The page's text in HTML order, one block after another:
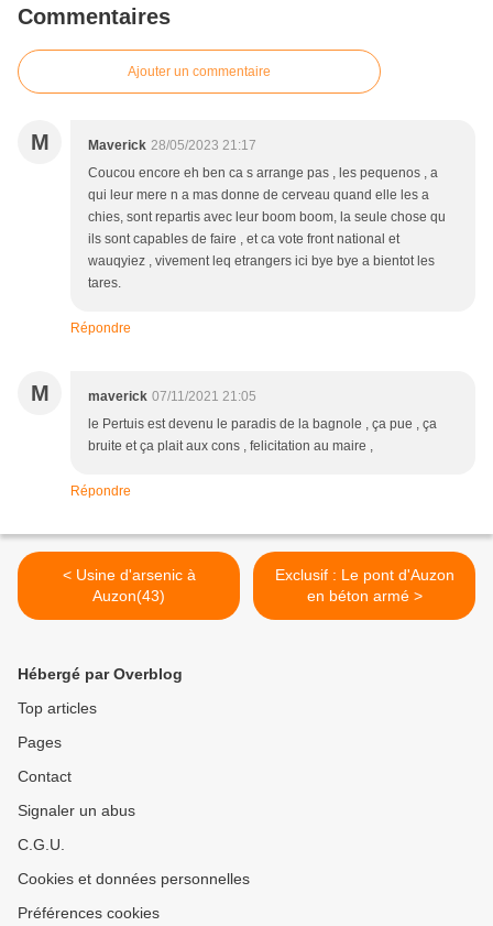
Commentaires
Ajouter un commentaire
M Maverick 28/05/2023 21:17
Coucou encore eh ben ca s arrange pas , les pequenos , a
qui leur mere n a mas donne de cerveau quand elle les a
chies, sont repartis avec leur boom boom, la seule chose qu
ils sont capables de faire , et ca vote front national et
wauqyiez , vivement leq etrangers ici bye bye a bientot les
tares.
Répondre
M maverick 07/11/2021 21:05
le Pertuis est devenu le paradis de la bagnole , ça pue , ça
bruite et ça plait aux cons , felicitation au maire ,
Répondre
< Usine d'arsenic à
Auzon(43)
Exclusif : Le pont d'Auzon
en béton armé >
Hébergé par Overblog
Top articles
Pages
Contact
Signaler un abus
C.G.U.
Cookies et données personnelles
Préférences cookies